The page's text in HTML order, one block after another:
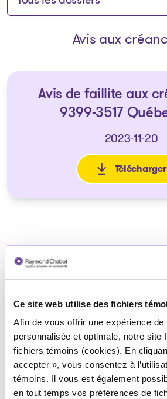
Ce site web utilise des fichiers
Afin de vous offrir une expérience de
personnalisée et optimale, notre site
fichiers témoins (cookies). En
accepter », vous consentez à
témoins. Il vous est également
en tout temps vos préférences de
Avis aux
Avis de faillite aux
9399-3517
2023-11-20
Télécharger
: Avis
Syndic responsable